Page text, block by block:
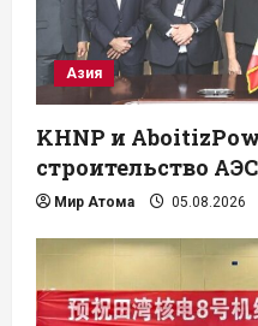
Азия
KHNP и
строительство
Мир Атома 05.08.2026